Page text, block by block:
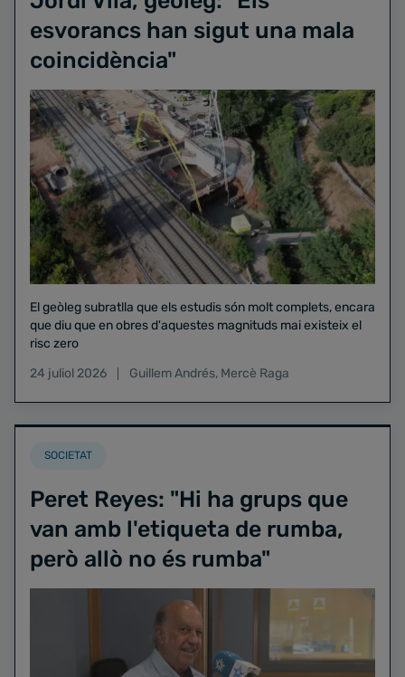
esvorancs han sigut una mala
coincidència"
El geòleg subratlla que els estudis són molt complets, encara
que diu que en obres d'aquestes magnituds mai existeix el
risc zero
24 juliol 2026
Guillem Andrés, Mercè Raga
SOCIETAT
Peret Reyes: "Hi ha grups que
van amb l'etiqueta de rumba,
però allò no és rumba"